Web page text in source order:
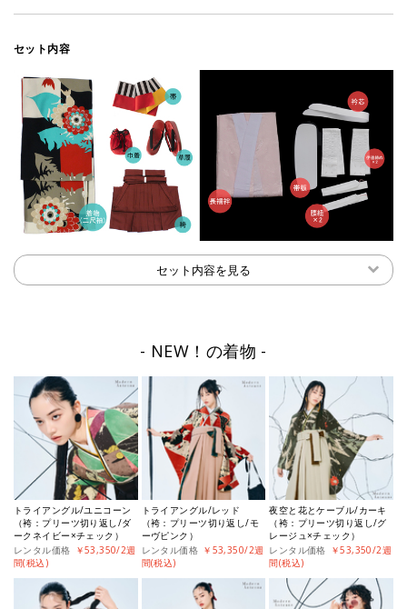
セット内容
セット内容を見る
NEW！の着物
トライアングル/ユニコーン
（袴：プリーツ切り返し/ダ
ークネイビー×チェック）
レンタル価格 ￥53,350/2週
間(税込)
トライアングル/レッド
（袴：プリーツ切り返し/モ
ーヴピンク）
レンタル価格 ￥53,350/2週
間(税込)
夜空と花とケーブル/カーキ
（袴：プリーツ切り返し/グ
レージュ×チェック）
レンタル価格 ￥53,350/2週
間(税込)